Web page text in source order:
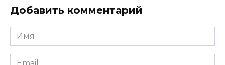
Добавить комментарий
Имя
*
Email